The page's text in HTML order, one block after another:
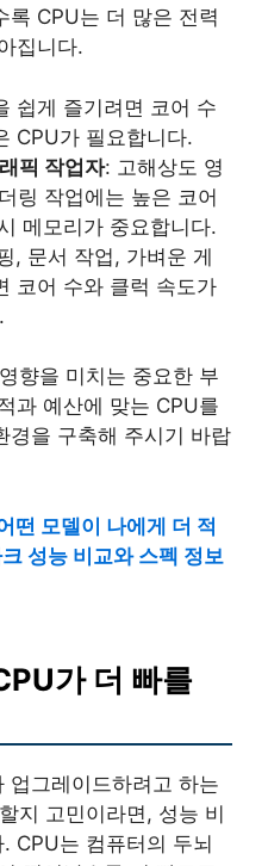
록 CPU는 더 많은 전력
집니다.
쉽게 즐기려면 코어 수
CPU가 필요합니다.
픽 작업자: 고해상도 영
링 작업에는 높은 코어
메모리가 중요합니다.
, 문서 작업, 가벼운 게
코어 수와 클럭 속도가
향을 미치는 중요한 부
과 예산에 맞는 CPU를
경을 구축해 주시기 바랍
떤 모델이 나에게 더 적
성능 비교와 스펙 정보
가 더 빠를
업그레이드하려고 하는
지 고민이라면, 성능 비
CPU는 컴퓨터의 두뇌